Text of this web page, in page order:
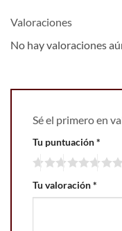
Valoraciones
No hay valoraciones
Sé el primero en
Tu puntuación*
Tu valoración*